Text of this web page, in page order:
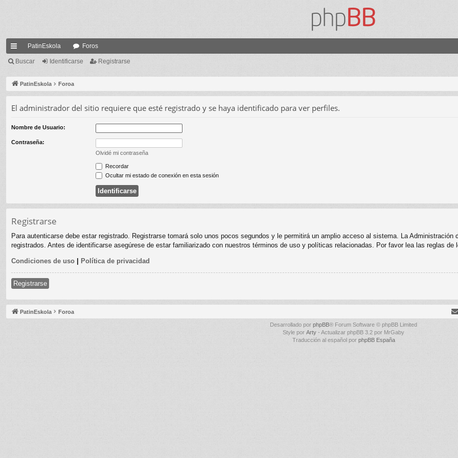
nl
ac
es
rá
PatinEskola Foros
Buscar Identificarse Registrarse
PatinEskola Foroa
El administrador del sitio requiere que esté registrado y se haya identificado para ver perfiles.
Nombre de Usuario:
Contraseña:
Olvidé mi contraseña
Recordar
Ocultar mi estado de conexión en esta sesión
Registrarse
Para autenticarse debe estar registrado. Registrarse tomará solo unos pocos segundos y le permitirá un amplio acceso al sistema. La
registrados. Antes de identificarse asegúrese de estar familiarizado con nuestros términos de uso y políticas relacionadas. Por favor lea las reglas de
Condiciones de uso | Política de privacidad
Registrarse
PatinEskola Foroa
Desarrollado por phpBB® Forum Software © phpBB Limited
Style por Arty - Actualizar phpBB 3.2 por MrGaby
Traducción al español por phpBB España